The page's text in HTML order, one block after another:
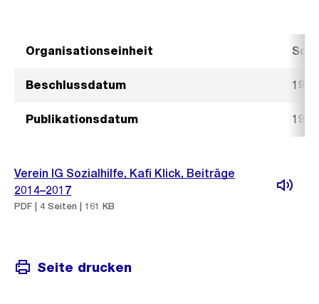
Organisationseinheit
Beschlussdatum 19.
Publikationsdatum 19.
Verein IG Sozialhilfe, Kafi Klick, Beiträge
2014–2017
PDF | 4 Seiten | 161 KB
Seite drucken